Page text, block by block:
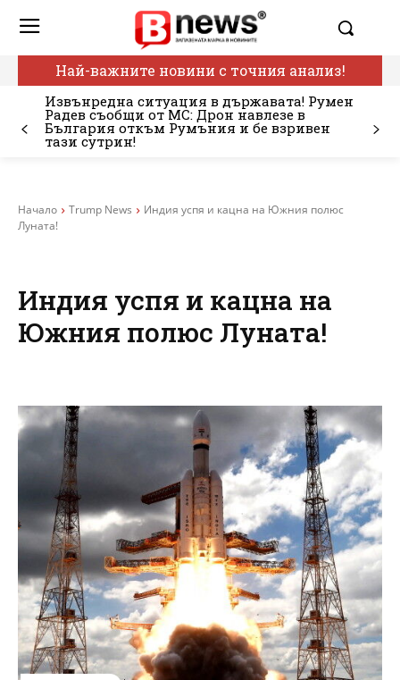
Най-важните новини с точния анализ!
Извънредна ситуация в държавата! Румен
Радев съобщи от МС: Дрон навлезе в
България откъм Румъния и бе взривен
тази сутрин!
Начало Trump News
Индия успя и кацна на Южния полюс
Луната!
Индия успя и кацна на
Южния полюс Луната!